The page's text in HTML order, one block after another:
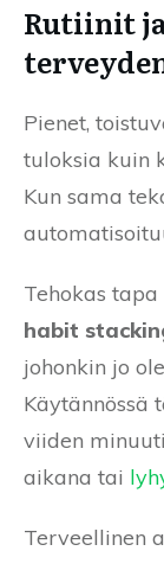
Rutiinit
Pienet,
tuloksia kuin
Kun sama
Tehokas
habit
johonkin jo
Käytännössä
viiden
aikana tai
Terveellinen